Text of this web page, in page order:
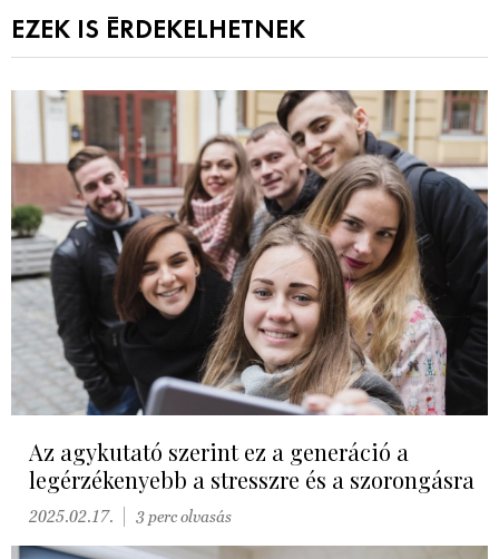
EZEK IS ÉRDEKELHETNEK
Az agykutató szerint ez a generáció a
legérzékenyebb a stresszre és a szorongásra
2025.02.17. 3 perc olvasás